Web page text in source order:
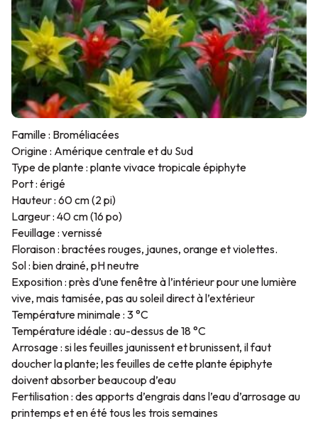
Famille : Broméliacées
Origine : Amérique centrale et du Sud
Type de plante : plante vivace tropicale épiphyte
Port : érigé
Hauteur : 60 cm (2 pi)
Largeur : 40 cm (16 po)
Feuillage : vernissé
Floraison : bractées rouges, jaunes, orange et violettes.
Sol : bien drainé, pH neutre
Exposition : près d’une fenêtre à l’intérieur pour une lumière
vive, mais tamisée, pas au soleil direct à l’extérieur
Température minimale : 3 °C
Température idéale : au-dessus de 18 °C
Arrosage : si les feuilles jaunissent et brunissent, il faut
doucher la plante; les feuilles de cette plante épiphyte
doivent absorber beaucoup d’eau
Fertilisation : des apports d’engrais dans l’eau d’arrosage au
printemps et en été tous les trois semaines